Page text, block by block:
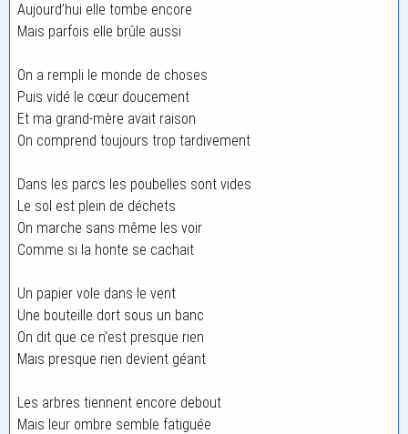
Aujourd’hui elle tombe encore
Mais parfois elle brûle aussi
On a rempli le monde de choses
Puis vidé le cœur doucement
Et ma grand-mère avait raison
On comprend toujours trop tardivement
Dans les parcs les poubelles sont vides
Le sol est plein de déchets
On marche sans même les voir
Comme si la honte se cachait
Un papier vole dans le vent
Une bouteille dort sous un banc
On dit que ce n’est presque rien
Mais presque rien devient géant
Les arbres tiennent encore debout
Mais leur ombre semble fatiguée